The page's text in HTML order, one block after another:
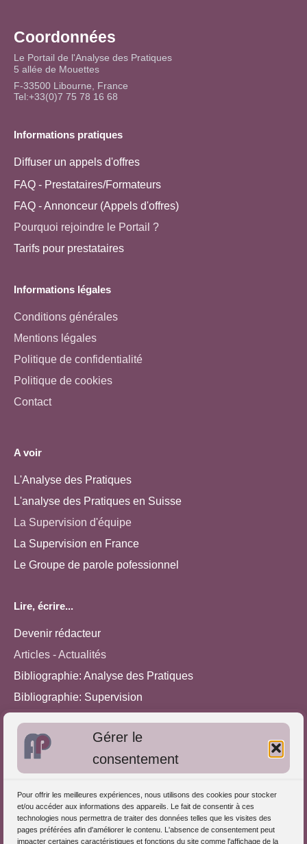
Gérer le
consentement
Pour offrir les meilleures expériences, nous utilisons des cookies pour stocker
et/ou accéder aux informations des appareils. Le fait de consentir à ces
technologies nous permettra de traiter des données telles que les visites des
pages préférées afin d'améliorer le contenu. L'absence de consentement peut
impacter certaines caractéristiques et fonctions du site comme l'affichage de la
Coordonnées
Le Portail de l'Analyse des Pratiques
5 allée de Mouettes
F-33500 Libourne, France
Tel:+33(0)7 75 78 16 68
Informations pratiques
Diffuser un appels d'offres
FAQ - Prestataires/Formateurs
FAQ - Annonceur (Appels d'offres)
Pourquoi rejoindre le Portail ?
Tarifs pour prestataires
Informations légales
Conditions générales
Mentions légales
Politique de confidentialité
Politique de cookies
Contact
A voir
L'Analyse des Pratiques
L'analyse des Pratiques en Suisse
La Supervision d'équipe
La Supervision en France
Le Groupe de parole pofessionnel
Lire, écrire...
Devenir rédacteur
Articles - Actualités
Bibliographie: Analyse des Pratiques
Bibliographie: Supervision
Approches de l'Analyse des pratiques
S'inscrire dans l'Annuaire
Publiez vos formations